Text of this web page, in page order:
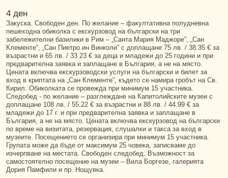
4 ден
Закуска. Свободен ден. По жeлание – факултативна полудневна
пешеходна обиколка с екскурзовод на български на три
забележителни базилики в Рим – „Санта Мария Маджоре”, „Сан
Клементе”, „Сан Пиетро ин Винколи” с доплащане 75 лв. / 38.35 € за
възрастни и 65 лв. / 33.23 € за деца и младежи до 25 години и при
предварителна заявка и заплащане в България, а не на място.
Цената включва екскурзоводски услуги на български и билет за
вход в криптата на „Сан Клементе”, където се намира гробът на Св.
Кирил. Обиколката се провежда при минимум 15 участника.
Следобед - по желание – разглеждане на Капитолийските музеи с
доплащане 108 лв. / 55.22 € за възрастни и 88 лв. / 44.99 € за
младежи до 17 г. и при предварителна заявка и заплащане в
България, а не на място. Цената включва екскурзовод на български
по време на визитата, резервация, слушалки и такса за вход в
музеите. Посещението се организира при минимум 15 участника.
Групата може да бъде от максимум 25 човека, записваме до
изчерпване на местата. Свободен следобед. Възможност за
самостоятелно посещение на музеи – Вила Боргезе, галерията
Дория Памфили и пр. Нощувка.